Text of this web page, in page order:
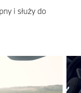
i służy do